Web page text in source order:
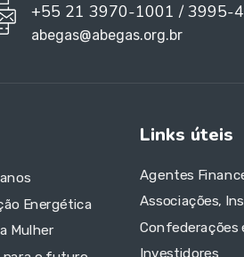
+55 21 3970-1001 / 3995-
abegas@abegas.org.br
Energética
Mulher
Links úteis
Agentes
Associações,
Confederações
Investidores